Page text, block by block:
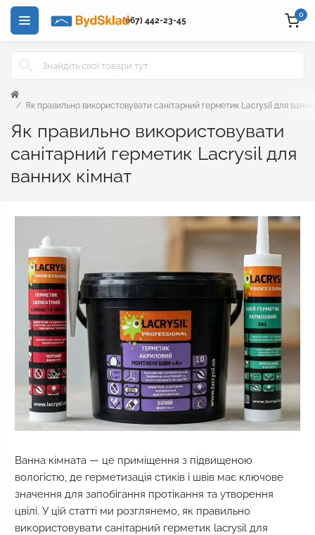
(067) 442-23-45
0
Як правильно використовувати санітарний герметик Lacrysil для
Як правильно використовувати
санітарний герметик Lacrysil для
ванних кімнат
Ванна кімната — це приміщення з підвищеною
вологістю, де герметизація стиків і швів має ключове
значення для запобігання протікання та утворення
цвілі. У цій статті ми розглянемо, як правильно
використовувати санітарний герметик lacrysil для